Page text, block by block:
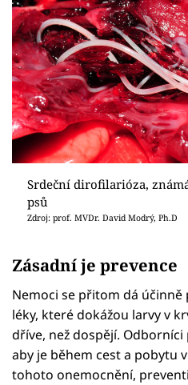
Srdeční dirofilarióza,
psů
Zdroj: prof. MVDr. David Modrý, Ph.D
Zásadní je prevence
Nemoci se přitom dá
léky, které dokážou larvy v
dříve, než dospějí.
aby je během cest a pobytu
tohoto onemocnění,